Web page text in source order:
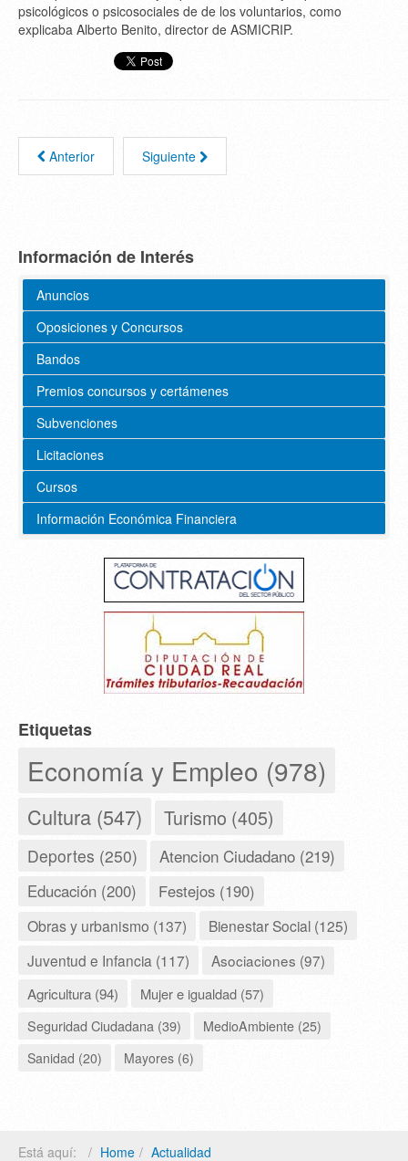
psicológicos o psicosociales de de los voluntarios, como
explicaba Alberto Benito, director de ASMICRIP.
Anterior Siguiente
Información de Interés
Anuncios
Oposiciones y Concursos
Bandos
Premios concursos y certámenes
Subvenciones
Licitaciones
Cursos
Información Económica Financiera
Etiquetas
Economía y Empleo (978)
Cultura (547) Turismo (405)
Deportes (250) Atencion Ciudadano (219)
Educación (200) Festejos (190)
Obras y urbanismo (137)
Bienestar Social (125)
Juventud e Infancia (117)
Asociaciones (97)
Agricultura (94)
Mujer e igualdad (57)
Seguridad Ciudadana (39)
MedioAmbiente (25)
Sanidad (20)
Mayores (6)
Está aquí: Home
Actualidad